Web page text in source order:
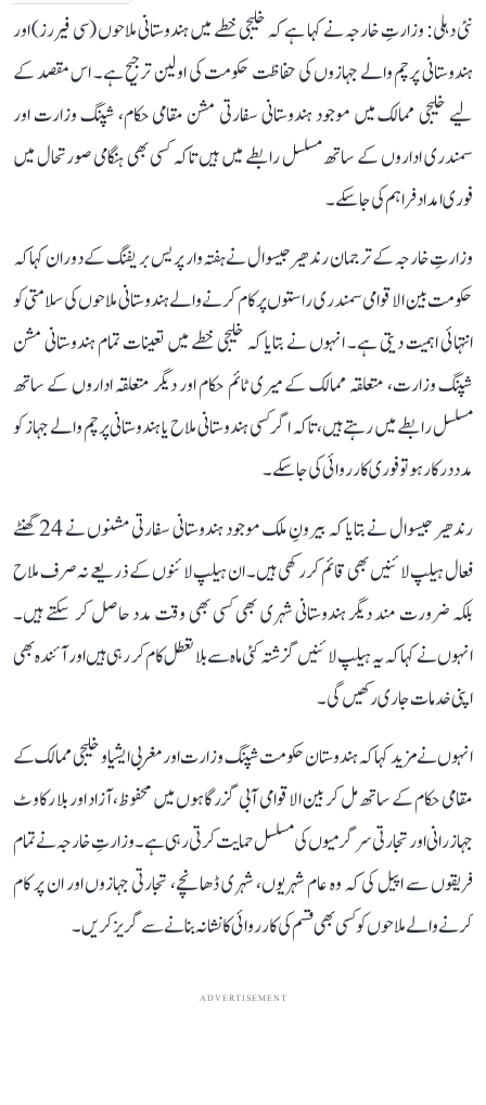
نئی دہلی: وزارتِ خارجہ نے کہا ہے کہ خلیجی خطے میں ہندوستانی ملاحوں (سی فیررز) اور
ہندوستانی پرچم والے جہازوں کی حفاظت حکومت کی اولین ترجیح ہے۔ اس مقصد کے
لیے خلیجی ممالک میں موجود ہندوستانی سفارتی مشن مقامی حکام، شپنگ وزارت اور
سمندری اداروں کے ساتھ مسلسل رابطے میں ہیں تاکہ کسی بھی ہنگامی صورتحال میں
فوری امداد فراہم کی جا سکے۔
وزارتِ خارجہ کے ترجمان رندھیر جیسوال نے ہفتہ وار پریس بریفنگ کے دوران کہا کہ
حکومت بین الاقوامی سمندری راستوں پر کام کرنے والے ہندوستانی ملاحوں کی سلامتی کو
انتہائی اہمیت دیتی ہے۔ انہوں نے بتایا کہ خلیجی خطے میں تعینات تمام ہندوستانی مشن
شپنگ وزارت، متعلقہ ممالک کے میری ٹائم حکام اور دیگر متعلقہ اداروں کے ساتھ
مسلسل رابطے میں رہتے ہیں، تاکہ اگر کسی ہندوستانی ملاح یا ہندوستانی پرچم والے جہاز کو
مدد درکار ہو تو فوری کارروائی کی جا سکے۔
رندھیر جیسوال نے بتایا کہ بیرونِ ملک موجود ہندوستانی سفارتی مشنوں نے 24 گھنٹے
فعال ہیلپ لائنیں بھی قائم کر رکھی ہیں۔ ان ہیلپ لائنوں کے ذریعے نہ صرف ملاح
بلکہ ضرورت مند دیگر ہندوستانی شہری بھی کسی بھی وقت مدد حاصل کر سکتے ہیں۔
انہوں نے کہا کہ یہ ہیلپ لائنیں گزشتہ کئی ماہ سے بلا تعطل کام کر رہی ہیں اور آئندہ بھی
اپنی خدمات جاری رکھیں گی۔
انہوں نے مزید کہا کہ ہندوستان حکومت شپنگ وزارت اور مغربی ایشیا و خلیجی ممالک کے
مقامی حکام کے ساتھ مل کر بین الاقوامی آبی گزرگاہوں میں محفوظ، آزاد اور بلا رکاوٹ
جہاز رانی اور تجارتی سرگرمیوں کی مسلسل حمایت کرتی رہی ہے۔ وزارتِ خارجہ نے تمام
فریقوں سے اپیل کی کہ وہ عام شہریوں، شہری ڈھانچے، تجارتی جہازوں اور ان پر کام
کرنے والے ملاحوں کو کسی بھی قسم کی کارروائی کا نشانہ بنانے سے گریز کریں۔
ADVERTISEMENT